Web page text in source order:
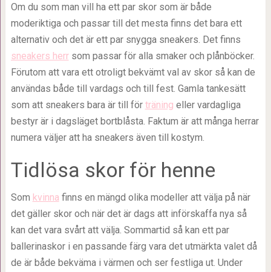
Om du som man vill ha ett par skor som är både
moderiktiga och passar till det mesta finns det bara ett
alternativ och det är ett par snygga sneakers. Det finns
sneakers herrsom passar för alla smaker och plånböcker.
Förutom att vara ett otroligt bekvämt val av skor så kan de
användas både till vardags och till fest. Gamla tankesätt
som att sneakers bara är till för träning eller vardagliga
bestyr är i dagsläget bortblåsta. Faktum är att många herrar
numera väljer att ha sneakers även till kostym.
Tidlösa skor för henne
Som kvinna finns en mängd olika modeller att välja på när
det gäller skor och när det är dags att införskaffa nya så
kan det vara svårt att välja. Sommartid så kan ett par
ballerinaskor i en passande färg vara det utmärkta valet då
de är både bekväma i värmen och ser festliga ut. Under